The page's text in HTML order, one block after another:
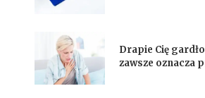
Drapie Cię
zawsze oznacza